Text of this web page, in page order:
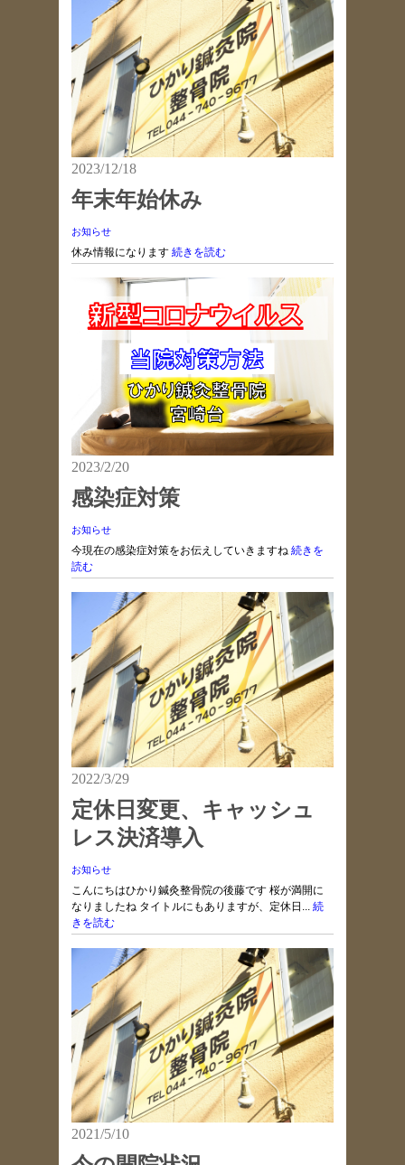
2023/12/18
年末年始休み
お知らせ
休み情報になります 続きを読む
2023/2/20
感染症対策
お知らせ
今現在の感染症対策をお伝えしていきますね 続きを
読む
2022/3/29
定休日変更、キャッシュ
レス決済導入
お知らせ
こんにちはひかり鍼灸整骨院の後藤です 桜が満開に
なりましたね タイトルにもありますが、定休日... 続
きを読む
2021/5/10